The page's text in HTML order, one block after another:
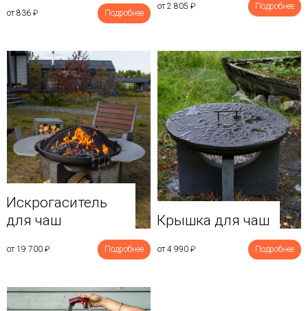
от 836 ₽ Подробнее
от 2 805 ₽ Подробнее
Искрогаситель
для чаш
от 19 700 ₽ Подробнее
Крышка для чаш
от 4 990 ₽ Подробнее